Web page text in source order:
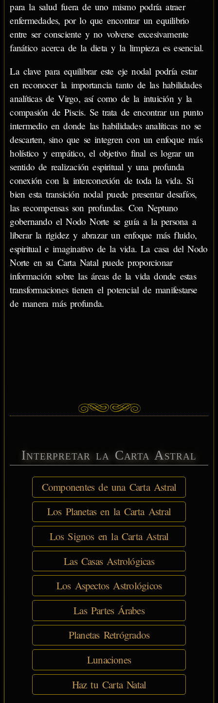
para la salud fuera de uno mismo podría atraer
enfermedades, por lo que encontrar un equilibrio
entre ser consciente y no volverse excesivamente
fanático acerca de la dieta y la limpieza es esencial.
La clave para equilibrar este eje nodal podría estar
en reconocer la importancia tanto de las habilidades
analíticas de Virgo, así como de la intuición y la
compasión de Piscis. Se trata de encontrar un punto
intermedio en donde las habilidades analíticas no se
descarten, sino que se integren con un enfoque más
holístico y empático, el objetivo final es lograr un
sentido de realización espiritual y una profunda
conexión con la interconexión de toda la vida. Si
bien esta transición nodal puede presentar desafíos,
las recompensas son profundas. Con Neptuno
gobernando el Nodo Norte se guía a la persona a
liberar la rigidez y abrazar un enfoque más fluido,
espiritual e imaginativo de la vida. La casa del Nodo
Norte en su Carta Natal puede proporcionar
información sobre las áreas de la vida donde estas
transformaciones tienen el potencial de manifestarse
de manera más profunda.
Interpretar la Carta Astral
Componentes de una Carta Astral
Los Planetas en la Carta Astral
Los Signos en la Carta Astral
Las Casas Astrológicas
Los Aspectos Astrológicos
Las Partes Árabes
Planetas Retrógrados
Lunaciones
Haz tu Carta Natal